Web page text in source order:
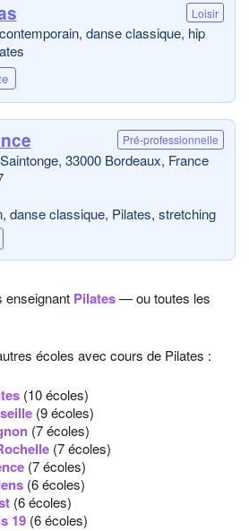
Loisir
danse classique, hip
Pré-professionnelle
33000 Bordeaux, France
danse classique, Pilates, stretching
Pilates— ou toutes les
écoles avec cours de Pilates :
(10 écoles)
(9 écoles)
(7 écoles)
(7 écoles)
(7 écoles)
(6 écoles)
(6 écoles)
19 (6 écoles)